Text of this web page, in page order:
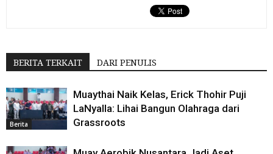
BERITA TERKAIT DARI PENULIS
Berita
Muaythai Naik Kelas, Erick Thohir Puji
LaNyalla: Lihai Bangun Olahraga dari
Grassroots